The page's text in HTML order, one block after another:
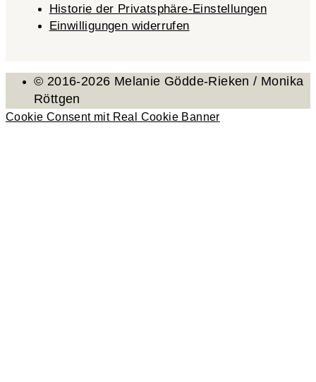
Historie der Privatsphäre-Einstellungen
Einwilligungen widerrufen
© 2016-2026 Melanie Gödde-Rieken / Monika
Röttgen
Cookie Consent mit Real Cookie Banner